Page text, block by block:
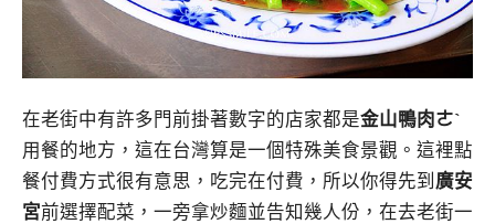
在老街中有許多門前掛著數字的店家都是金山鴨肉ㄜˋ
用餐的地方，這在台灣算是一個特殊美食景觀。這裡點
餐付費方式很有意思，吃完在付費，所以你得先到 廣安
宮前選擇配菜，一旁拿炒麵並告知幾人份，在去老街一